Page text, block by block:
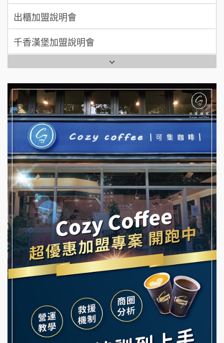
日十。早午食加盟說明會
拾鑶火鍋加盟說明會
全家加盟說明會
台灣G湯加盟說明會
彭富貴加盟說明會
NU PASTA義大利麵加盟說明會
潮鍋癮加盟說明會
蓁伙烤倆吃加盟說明會
霏等茶加盟說明會
早安山丘加盟說明會
冰封仙果加盟說明會
Ramble Café 漫步藍咖啡加盟說明會
微風亭鐵板燒加盟說明會
出櫃加盟說明會
千香漢堡加盟說明會
拉亞漢堡加盟說明會
杜芳子古味茶鋪加盟說明會
優握握×酸奶大獅加盟說明會
冬城門加盟說明會
拾鑶火鍋加盟說明會
阿性情趣無人販售所加盟明會
龍涎居好湯加盟說明會
舒油頭加盟說明會
義氣豐發雞加盟說明會
Mr.Wish加盟說明會